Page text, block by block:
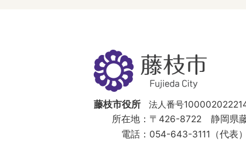
藤
枝
市
Fujieda
City
藤枝市役所
法人番号
所在地： 〒426-8722 静岡県藤
電話： 054-643-3111（代表）